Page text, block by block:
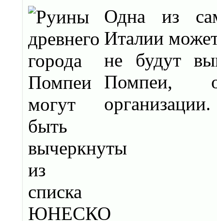
Одна из
Италии
не будут
Помпеи,
организации.